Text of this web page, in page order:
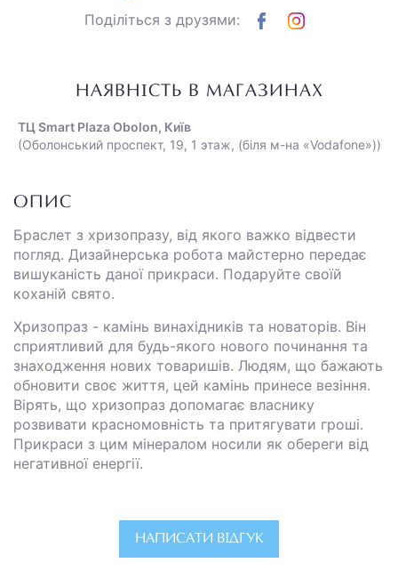
Поділіться з друзями:
НАЯВНІСТЬ В МАГАЗИНАХ
ТЦ Smart Plaza Obolon, Київ
(Оболонський проспект, 19, 1 этаж, (біля м-на «Vodafone»))
ОПИС
Браслет з хризопразу, від якого важко відвести
погляд. Дизайнерська робота майстерно передає
вишуканість даної прикраси. Подаруйте своїй
коханій свято.
Хризопраз - камінь винахідників та новаторів. Він
сприятливий для будь-якого нового починання та
знаходження нових товаришів. Людям, що бажають
обновити своє життя, цей камінь принесе везіння.
Вірять, що хризопраз допомагає власнику
розвивати красномовність та притягувати гроші.
Прикраси з цим мінералом носили як обереги від
негативної енергії.
НАПИСАТИ ВІДГУК